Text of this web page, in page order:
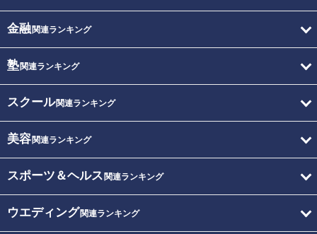
金融関連ランキング
塾関連ランキング
スクール関連ランキング
美容関連ランキング
スポーツ＆ヘルス 関連ランキング
ウエディング関連ランキング